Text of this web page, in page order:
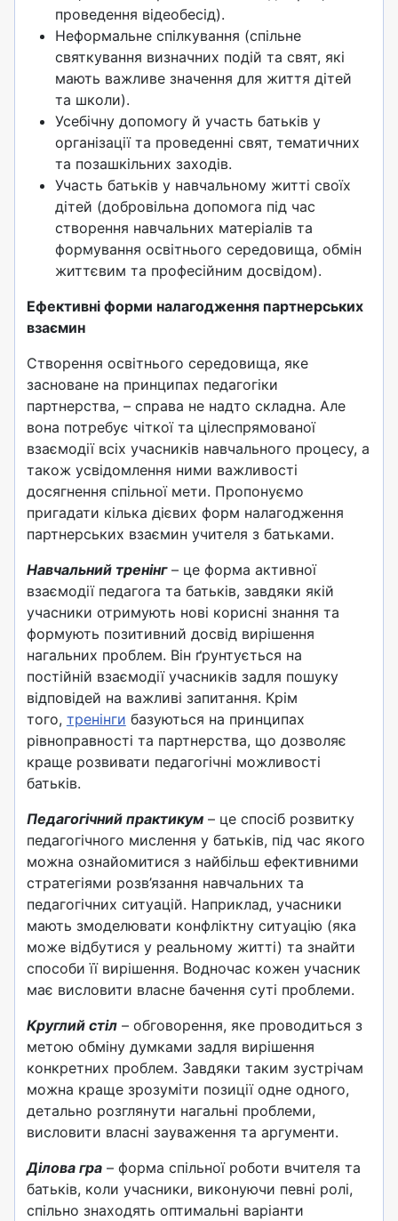
проведення відеобесід).
Неформальне спілкування (спільне
святкування визначних подій та свят, які
мають важливе значення для життя дітей
та школи).
Усебічну допомогу й участь батьків у
організації та проведенні свят, тематичних
та позашкільних заходів.
Участь батьків у навчальному житті своїх
дітей (добровільна допомога під час
створення навчальних матеріалів та
формування освітнього середовища, обмін
життєвим та професійним досвідом).
Ефективні форми налагодження партнерських
взаємин
Створення освітнього середовища, яке
засноване на принципах педагогіки
партнерства, – справа не надто складна. Але
вона потребує чіткої та цілеспрямованої
взаємодії всіх учасників навчального процесу, а
також усвідомлення ними важливості
досягнення спільної мети. Пропонуємо
пригадати кілька дієвих форм налагодження
партнерських взаємин учителя з батьками.
Навчальний тренінг– це форма активної
взаємодії педагога та батьків, завдяки якій
учасники отримують нові корисні знання та
формують позитивний досвід вирішення
нагальних проблем. Він ґрунтується на
постійній взаємодії учасників задля пошуку
відповідей на важливі запитання. Крім
того, тренінги базуються на принципах
рівноправності та партнерства, що дозволяє
краще розвивати педагогічні можливості
батьків.
Педагогічний практикум– це спосіб розвитку
педагогічного мислення у батьків, під час якого
можна ознайомитися з найбільш ефективними
стратегіями розв’язання навчальних та
педагогічних ситуацій. Наприклад, учасники
мають змоделювати конфліктну ситуацію (яка
може відбутися у реальному житті) та знайти
способи її вирішення. Водночас кожен учасник
має висловити власне бачення суті проблеми.
Круглий стіл– обговорення, яке проводиться з
метою обміну думками задля вирішення
конкретних проблем. Завдяки таким зустрічам
можна краще зрозуміти позиції одне одного,
детально розглянути нагальні проблеми,
висловити власні зауваження та аргументи.
Ділова гра– форма спільної роботи вчителя та
батьків, коли учасники, виконуючи певні ролі,
спільно знаходять оптимальні варіанти